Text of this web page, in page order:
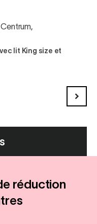
,
lit King size et
réduction